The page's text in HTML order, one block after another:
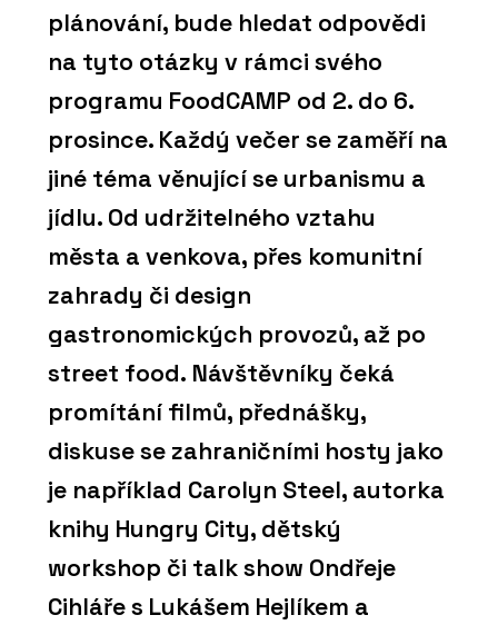
plánování, bude hledat odpovědi
na tyto otázky v rámci svého
programu FoodCAMP od 2. do 6.
prosince. Každý večer se zaměří na
jiné téma věnující se urbanismu a
jídlu. Od udržitelného vztahu
města a venkova, přes komunitní
zahrady či design
gastronomických provozů, až po
street food. Návštěvníky čeká
promítání filmů, přednášky,
diskuse se zahraničními hosty jako
je například Carolyn Steel, autorka
knihy Hungry City, dětský
workshop či talk show Ondřeje
Cihláře s Lukášem Hejlíkem a